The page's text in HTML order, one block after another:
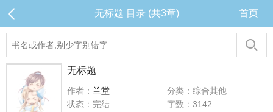
无标题 目录 (共3章) 首页
无标题
作者： 兰堂
分类：综合其他
状态：完结
字数：3142